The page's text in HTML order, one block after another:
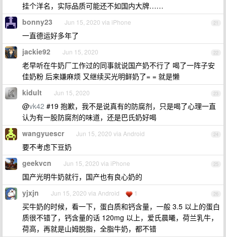
挂个洋名，实际品质可能还不如国内大牌……
21
bonny23 Jun 15, 2020 via iPhone
一直德运好多年了
22
jackie92 Jun 15, 2020
老早听在牛奶厂工作过的同事就说国产奶不行了 喝了一阵子安
佳奶粉 后来嫌麻烦 又继续买光明鲜奶了= = 就是懒
23
kidult Jun 15, 2020
@vk42 #19 抱歉，我不是说真有的防腐剂，只是喝了心理一直
认为有一股防腐剂的味道，还是巴氏奶好喝
24
wangyuescr Jun 15, 2020 via Android
要不考虑下豆奶
25
geekvcn Jun 15, 2020 via iPhone
国产光明牛奶就行，国产也有良心奶的
26
yjxjn Jun 15, 2020 via Android 1
买牛奶的时候，看一下，蛋白质和钙含量，一般 3.5 以上的蛋白
质很不错了，钙含量的话 120mg 以上，爱氏晨曦，荷兰乳牛，
荷高，再就是山姆脱脂，全脂牛奶，都不错